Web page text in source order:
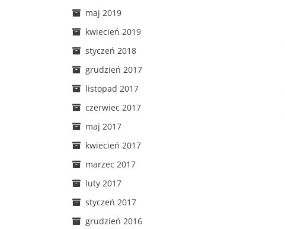
maj 2019
kwiecień 2019
styczeń 2018
grudzień 2017
listopad 2017
czerwiec 2017
maj 2017
kwiecień 2017
marzec 2017
luty 2017
styczeń 2017
grudzień 2016